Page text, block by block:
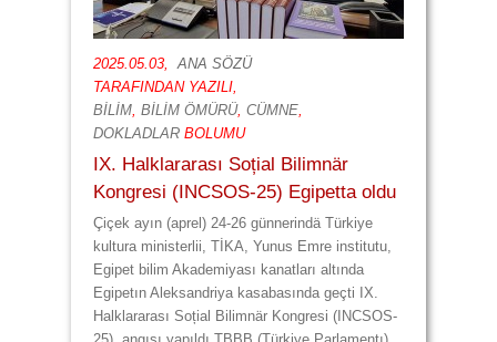
2025.05.03,
ANA SÖZÜ
TARAFINDAN YAZILI,
BİLİM, BİLİM ÖMÜRÜ, CÜMNE,
DOKLADLAR BOLUMU
IX. Halklararası Soțial Bilimnär
Kongresi (INCSOS-25) Egipetta oldu
Çiçek ayın (aprel) 24-26 günnerindä Türkiye
kultura ministerlii, TİKA, Yunus Emre institutu,
Egipet bilim Akademiyası kanatları altında
Egipetın Aleksandriya kasabasında geçti IX.
Halklararası Soțial Bilimnär Kongresi (INCSOS-